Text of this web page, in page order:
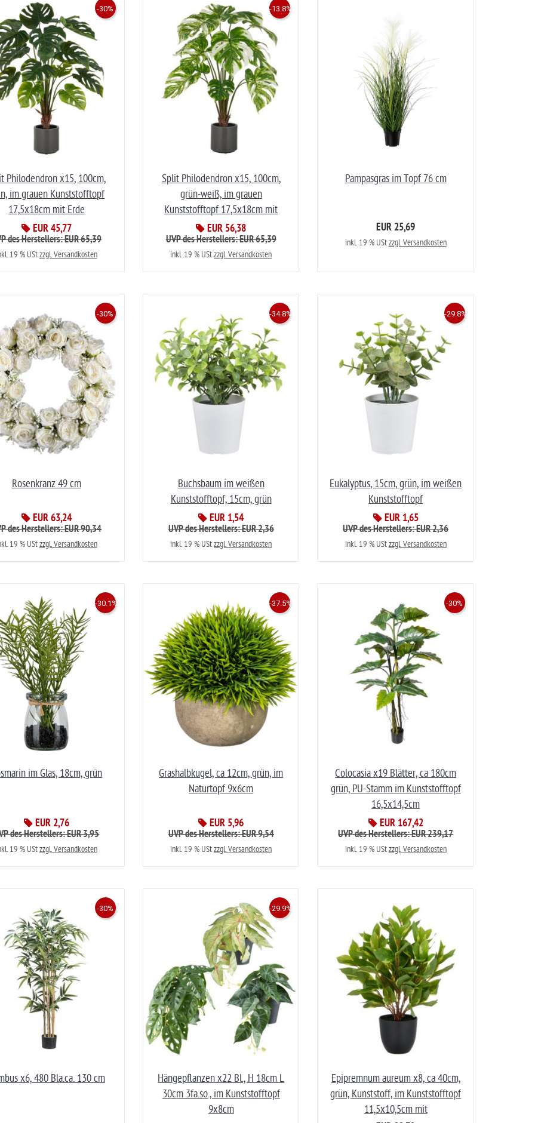
Philodendron x15, 100cm,
im grauen Kunststofftopf
17,5x18cm mit Erde
EUR 45,77
-30%
des Herstellers: EUR 65,39
19 % UStzzgl. Versandkosten
Split Philodendron x15, 100cm,
grün-weiß, im grauen
Kunststofftopf 17,5x18cm mit
EUR 56,38
-13.8%
UVP des Herstellers: EUR 65,39
inkl. 19 % UStzzgl. Versandkosten
Pampasgras im Topf 76 cm
EUR 25,69
inkl. 19 % UStzzgl. Versandkosten
Rosenkranz 49 cm
EUR 63,24
-30%
des Herstellers: EUR 90,34
19 % UStzzgl. Versandkosten
Buchsbaum im weißen
Kunststofftopf, 15cm, grün
EUR 1,54
-34.8%
UVP des Herstellers: EUR 2,36
inkl. 19 % UStzzgl. Versandkosten
Eukalyptus, 15cm, grün, im weißen
Kunststofftopf
EUR 1,65
-29.8%
UVP des Herstellers: EUR 2,36
inkl. 19 % UStzzgl. Versandkosten
im Glas, 18cm, grün
EUR 2,76
-30.1%
des Herstellers: EUR 3,95
19 % UStzzgl. Versandkosten
Grashalbkugel, ca 12cm, grün, im
Naturtopf 9x6cm
EUR 5,96
-37.5%
UVP des Herstellers: EUR 9,54
inkl. 19 % UStzzgl. Versandkosten
Colocasia x19 Blätter, ca 180cm
grün, PU-Stamm im Kunststofftopf
16,5x14,5cm
EUR 167,42
-30%
UVP des Herstellers: EUR 239,17
inkl. 19 % UStzzgl. Versandkosten
x6, 480 Bla.ca. 130 cm
-30%
Hängepflanzen x22 Bl., H 18cm L
30cm 3fa.so., im Kunststofftopf
9x8cm
-29.9%
Epipremnum aureum x8, ca 40cm,
grün, Kunststoff, im Kunststofftopf
11,5x10,5cm mit